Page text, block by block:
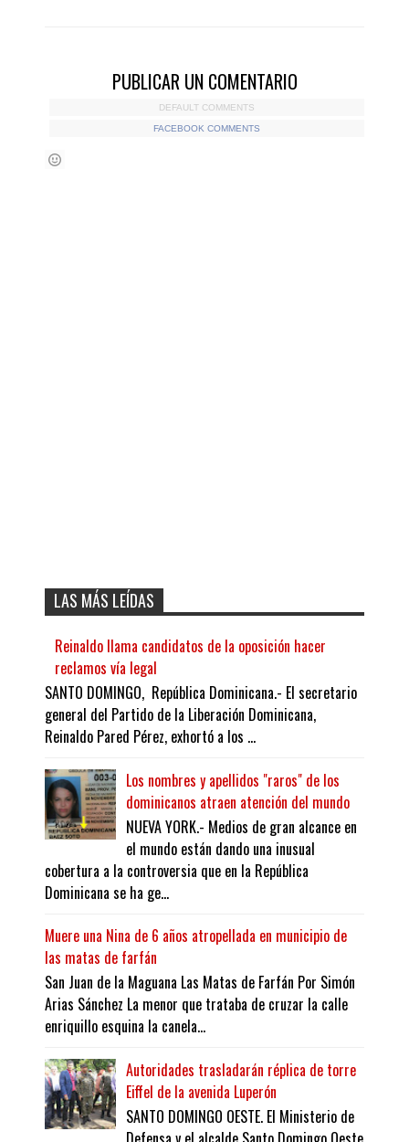
PUBLICAR UN COMENTARIO
DEFAULT COMMENTS
FACEBOOK COMMENTS
LAS MÁS LEÍDAS
Reinaldo llama candidatos de la oposición hacer
reclamos vía legal
SANTO DOMINGO, República Dominicana.- El secretario
general del Partido de la Liberación Dominicana,
Reinaldo Pared Pérez, exhortó a los ...
Los nombres y apellidos "raros" de los
dominicanos atraen atención del mundo
NUEVA YORK.- Medios de gran alcance en
el mundo están dando una inusual
cobertura a la controversia que en la República
Dominicana se ha ge...
Muere una Nina de 6 años atropellada en municipio de
las matas de farfán
San Juan de la Maguana Las Matas de Farfán Por Simón
Arias Sánchez La menor que trataba de cruzar la calle
enriquillo esquina la canela...
Autoridades trasladarán réplica de torre
Eiffel de la avenida Luperón
SANTO DOMINGO OESTE. El Ministerio de